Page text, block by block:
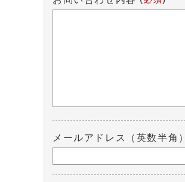
メールアドレス（英数半角）